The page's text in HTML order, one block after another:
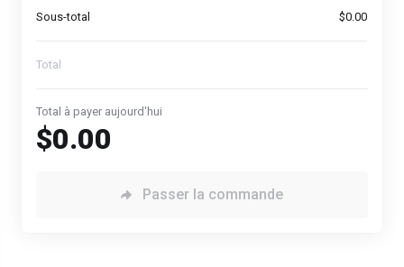
Sous-total $0.00
Total
Total à payer aujourd'hui
$0.00
Passer la commande